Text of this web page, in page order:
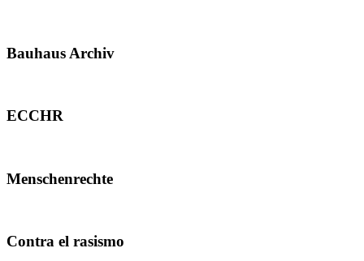
Bauhaus Archiv
ECCHR
Menschenrechte
Contra el rasismo